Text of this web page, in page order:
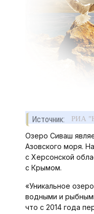
Источник: РИА
Озеро Сиваш
Азовского моря.
с Херсонской
с Крымом.
«Уникальное
водными и
что с 2014 года